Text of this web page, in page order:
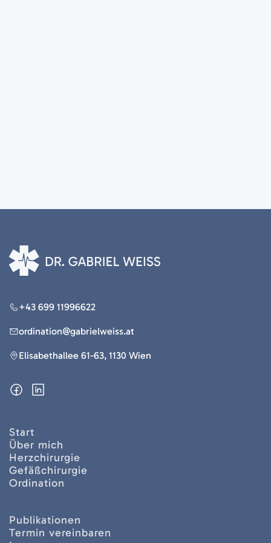
+43 699 11996622
ordination@gabrielweiss.at
Elisabethallee 61-63, 1130 Wien
Start
Über mich
Herzchirurgie
Gefäßchirurgie
Ordination
Publikationen
Termin vereinbaren